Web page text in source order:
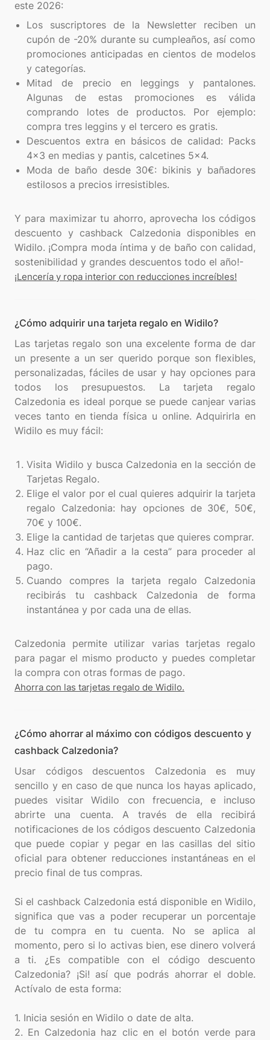
Los suscriptores de la Newsletter reciben un
cupón de -20% durante su cumpleaños, así como
promociones anticipadas en cientos de modelos
y categorías.
Mitad de precio en leggings y pantalones.
Algunas de estas promociones es válida
comprando lotes de productos. Por ejemplo:
compra tres leggins y el tercero es gratis.
Descuentos extra en básicos de calidad: Packs
4x3 en medias y pantis, calcetines 5x4.
Moda de baño desde 30€: bikinis y bañadores
estilosos a precios irresistibles.
Y para maximizar tu ahorro, aprovecha los códigos
descuento y cashback Calzedonia disponibles en
Widilo. ¡Compra moda íntima y de baño con calidad,
¡Lencería y ropa interior con reducciones increíbles!
¿Cómo adquirir una tarjeta regalo en Widilo?
Las tarjetas regalo son una excelente forma de dar
un presente a un ser querido porque son flexibles,
personalizadas, fáciles de usar y hay opciones para
todos los presupuestos. La tarjeta regalo
Calzedonia es ideal porque se puede canjear varias
veces tanto en tienda física u online. Adquirirla en
Widilo es muy fácil:
Visita Widilo y busca Calzedonia en la sección de
Tarjetas Regalo.
Elige el valor por el cual quieres adquirir la tarjeta
regalo Calzedonia: hay opciones de 30€, 50€,
70€ y 100€.
Elige la cantidad de tarjetas que quieres comprar.
Haz clic en “Añadir a la cesta” para proceder al
pago.
Cuando compres la tarjeta regalo Calzedonia
recibirás tu cashback Calzedonia de forma
instantánea y por cada una de ellas.
Calzedonia permite utilizar varias tarjetas regalo
para pagar el mismo producto y puedes completar
Ahorra con las tarjetas regalo de Widilo.
¿Cómo ahorrar al máximo con códigos descuento y
cashback Calzedonia?
Usar códigos descuentos Calzedonia es muy
sencillo y en caso de que nunca los hayas aplicado,
puedes visitar Widilo con frecuencia, e incluso
abrirte una cuenta. A través de ella recibirá
notificaciones de los códigos descuento Calzedonia
que puede copiar y pegar en las casillas del sitio
oficial para obtener reducciones instantáneas en el
precio final de tus compras.
Si el cashback Calzedonia está disponible en Widilo,
significa que vas a poder recuperar un porcentaje
de tu compra en tu cuenta. No se aplica al
momento, pero si lo activas bien, ese dinero volverá
a ti. ¿Es compatible con el código descuento
Calzedonia? ¡Si! así que podrás ahorrar el doble.
Actívalo de esta forma:
1. Inicia sesión en Widilo o date de alta.
2. En Calzedonia haz clic en el botón verde para